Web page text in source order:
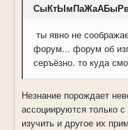
ты явно не
форум... форум об
серъёзно. то куда
Незнание порождает
ассоциируются только
изучить и другое их